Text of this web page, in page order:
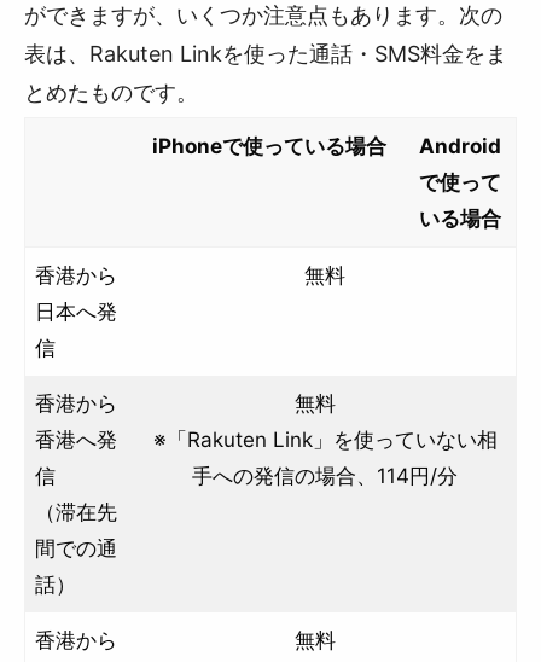
ができますが、いくつか注意点もあります。次の
表は、Rakuten Linkを使った通話・SMS料金をま
とめたものです。
iPhoneで使っている場合
Android
で使って
いる場合
香港から
日本へ発
信
無料
香港から
香港へ発
信
（滞在先
間での通
話）
無料
※「Rakuten Link」を使っていない相
手への発信の場合、114円/分
香港から
無料